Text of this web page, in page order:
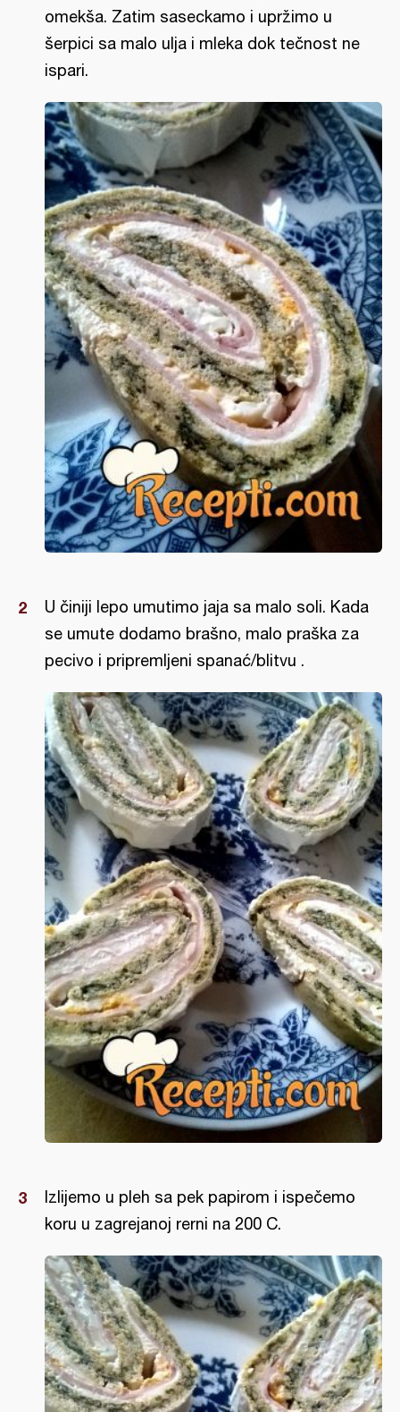
omekša. Zatim saseckamo i upržimo u
šerpici sa malo ulja i mleka dok tečnost ne
ispari.
U činiji lepo umutimo jaja sa malo soli. Kada
se umute dodamo brašno, malo praška za
pecivo i pripremljeni spanać/blitvu .
Izlijemo u pleh sa pek papirom i ispečemo
koru u zagrejanoj rerni na 200 C.